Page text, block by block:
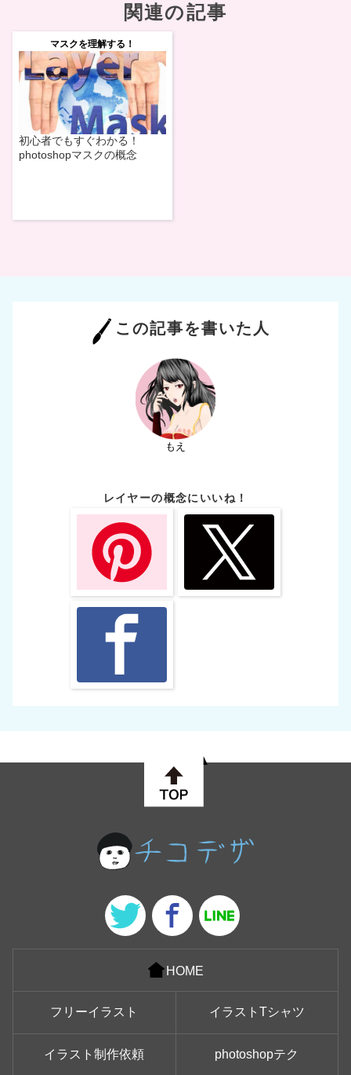
関連の記事
マスクを理解する！
初心者でもすぐわかる！
photoshopマスクの概念
この記事を書いた人
もえ
レイヤーの概念にいいね！
HOME
フリーイラスト イラストTシャツ
イラスト制作依頼 photoshopテク